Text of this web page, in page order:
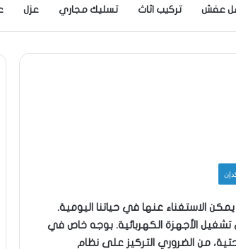
عفش تركيب اثاث تسليك مجاري عزل
الاستغناء عنها في حياتنا اليومية.
الأجهزة الكهربائية. بوجه خاص في
من الضروري التركيز على نظام